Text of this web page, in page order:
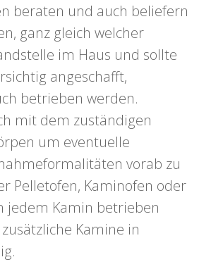
beraten und auch beliefern
ganz gleich welcher
im Haus und sollte
angeschafft,
betrieben werden.
mit dem zuständigen
um eventuelle
vorab zu
Pelletofen, Kaminofen oder
jedem Kamin betrieben
Kamine in